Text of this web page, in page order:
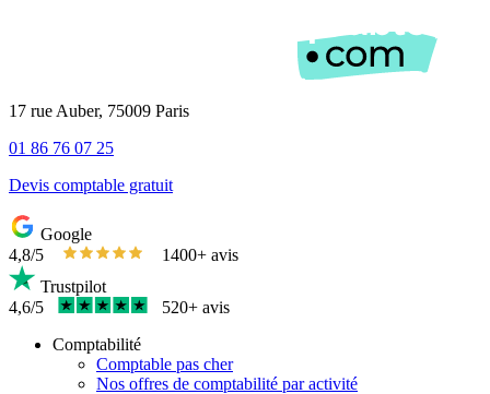
17 rue Auber, 75009 Paris
01 86 76 07 25
Devis comptable gratuit
Google
4,8/5
1400+ avis
Trustpilot
4,6/5
520+ avis
Comptabilité
Comptable pas cher
Nos offres de comptabilité par activité